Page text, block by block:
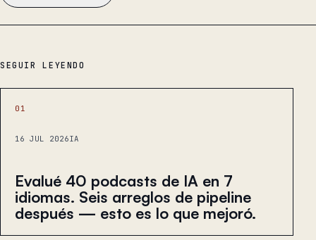
SEGUIR LEYENDO
01
16 JUL 2026IA
Evalué 40 podcasts de IA en 7
idiomas. Seis arreglos de pipeline
después — esto es lo que mejoró.